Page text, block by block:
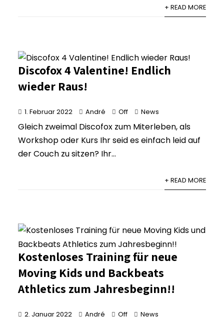
+ READ MORE
Discofox 4 Valentine! Endlich
wieder Raus!
1. Februar 2022 André Off News
Gleich zweimal Discofox zum Miterleben, als
Workshop oder Kurs Ihr seid es einfach leid auf
der Couch zu sitzen? Ihr...
+ READ MORE
Kostenloses Training für neue
Moving Kids und Backbeats
Athletics zum Jahresbeginn!!
2. Januar 2022 André Off News